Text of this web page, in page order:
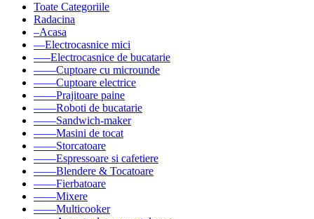
Toate Categoriile
Radacina
–Acasa
––Electrocasnice mici
–––Electrocasnice de bucatarie
––––Cuptoare cu microunde
––––Cuptoare electrice
––––Prajitoare paine
––––Roboti de bucatarie
––––Sandwich-maker
––––Masini de tocat
––––Storcatoare
––––Espressoare si cafetiere
––––Blendere & Tocatoare
––––Fierbatoare
––––Mixere
––––Multicooker